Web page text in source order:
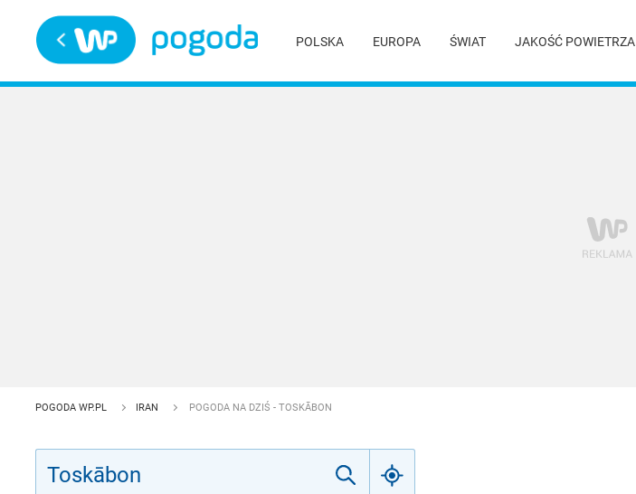
POLSKA EUROPA ŚWIAT JAKOŚĆ POWIETRZA
POGODA WP.PL IRAN POGODA NA DZIŚ - TOSKĀBON